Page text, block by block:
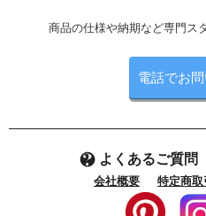
商品の仕様や納期など専門ス
電話でお
よくあるご質問
会社概要 特定商取